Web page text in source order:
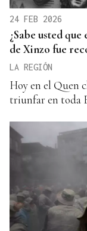
24 FEB 2026
¿Sabe usted
de Xinzo fue
LA REGIÓN
Hoy en el Quen
triunfar en toda